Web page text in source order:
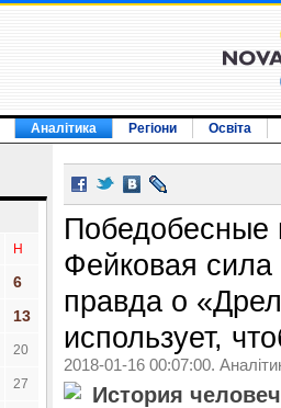
Аналітика Регіони Освіта
Н
6
13
20
27
Победобесные
Фейковая
правда о
использует,
2018-01-16 00:07:00.
История